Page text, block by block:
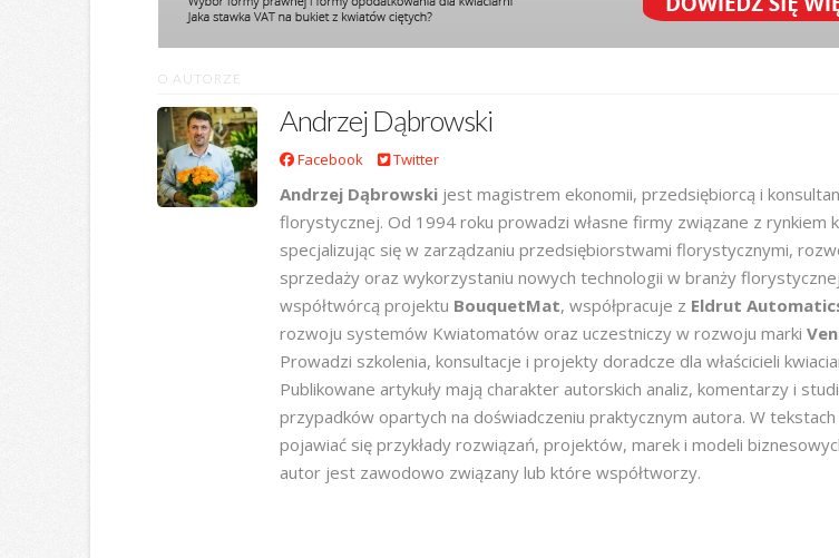
O AUTORZE
Andrzej Dąbrowski
Facebook Twitter
Andrzej Dąbrowskijest magistrem ekonomii, przedsiębiorcą i
florystycznej. Od 1994 roku prowadzi własne firmy związane z rynkiem
specjalizując się w zarządzaniu przedsiębiorstwami florystycznymi,
sprzedaży oraz wykorzystaniu nowych technologii w branży
współtwórcą projektu BouquetMat, współpracuje z Eldrut
rozwoju systemów Kwiatomatów oraz uczestniczy w rozwoju marki
Prowadzi szkolenia, konsultacje i projekty doradcze dla właścicieli
Publikowane artykuły mają charakter autorskich analiz, komentarzy i
przypadków opartych na doświadczeniu praktycznym autora. W
pojawiać się przykłady rozwiązań, projektów, marek i modeli
autor jest zawodowo związany lub które współtworzy.